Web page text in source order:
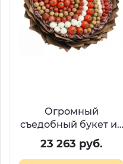
Огромный
съедобный букет из
деликатесов
«Средиземноморье»
23 263 руб.